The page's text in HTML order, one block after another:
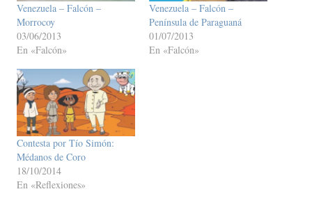
Venezuela – Falcón –
Morrocoy
03/06/2013
En «Falcón»
Venezuela – Falcón –
Península de Paraguaná
01/07/2013
En «Falcón»
Contesta por Tío Simón:
Médanos de Coro
18/10/2014
En «Reflexiones»